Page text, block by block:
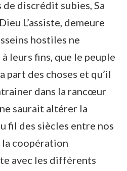
discrédit subies, Sa
L’assiste, demeure
hostiles ne
leurs fins, que le peuple
part des choses et qu’il
dans la rancœur
saurait altérer la
fil des siècles entre nos
la coopération
avec les différents